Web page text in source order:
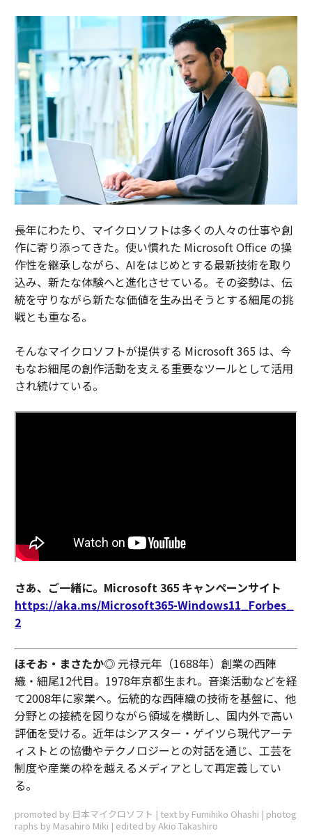
長年にわたり、マイクロソフトは多くの人々の仕事や創
作に寄り添ってきた。使い慣れた Microsoft Office の操
作性を継承しながら、AIをはじめとする最新技術を取り
込み、新たな体験へと進化させている。その姿勢は、伝
統を守りながら新たな価値を生み出そうとする細尾の挑
戦とも重なる。
そんなマイクロソフトが提供する Microsoft 365 は、今
もなお細尾の創作活動を支える重要なツールとして活用
され続けている。
さあ、ご一緒に。Microsoft 365 キャンペーンサイト
https://aka.ms/Microsoft365-Windows11_Forbes_
2
ほそお・まさたか◎ 元禄元年（1688年）創業の西陣
織・細尾12代目。1978年京都生まれ。音楽活動などを経
て2008年に家業へ。伝統的な西陣織の技術を基盤に、他
分野との接続を図りながら領域を横断し、国内外で高い
評価を受ける。近年はシアスター・ゲイツら現代アーテ
ィストとの協働やテクノロジーとの対話を通じ、工芸を
制度や産業の枠を越えるメディアとして再定義してい
る。
promoted by 日本マイクロソフト | text by Fumihiko Ohashi | photog
raphs by Masahiro Miki | edited by Akio Takashiro